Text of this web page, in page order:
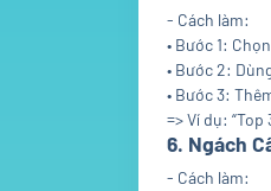
- Cách làm:
• Bước 1:
• Bước 2:
• Bước 3:
=> Ví dụ:
6. Ngách
- Cách làm: